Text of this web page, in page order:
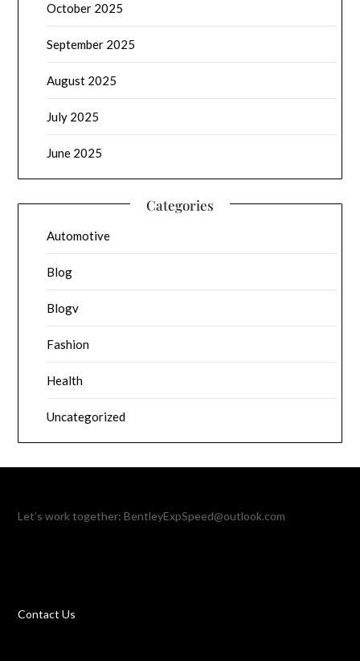
October 2025
September 2025
August 2025
July 2025
June 2025
Categories
Automotive
Blog
Blogv
Fashion
Health
Uncategorized
Let’s work together:BentleyExpSpeed@outlook.com
Contact Us